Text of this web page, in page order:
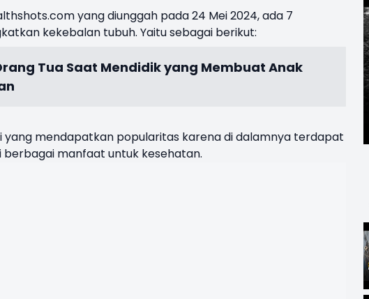
yang diunggah pada 24 Mei 2024, ada 7
kekebalan tubuh. Yaitu sebagai berikut:
Tua Saat Mendidik yang Membuat Anak
mendapatkan popularitas karena di dalamnya terdapat
manfaat untuk kesehatan.